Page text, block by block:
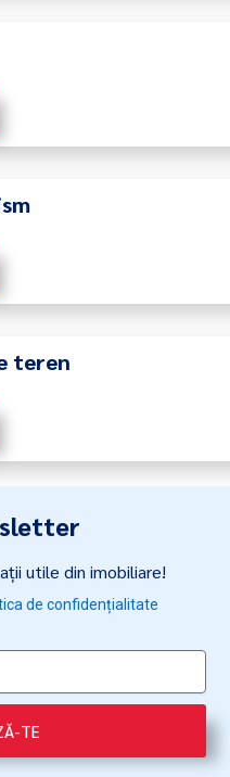
teren
utile din imobiliare!
de confidențialitate
TE